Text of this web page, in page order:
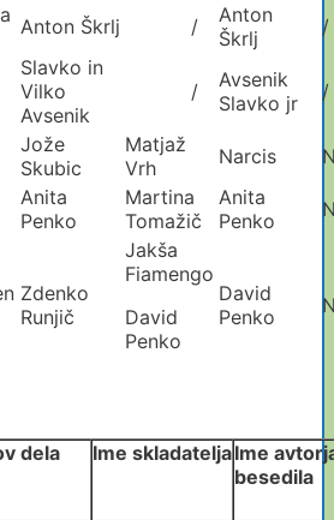
Anton Škrlj /
Anton
Škrlj
/
Slavko in
Vilko
Avsenik
/
Avsenik
Slavko jr
/
Jože
Skubic
Matjaž
Vrh
Narcis
Anita
Penko
Martina
Tomažič
Anita
Penko
Zdenko
Runjič
Jakša
Fiamengo
David
Penko
David
Penko
dela Ime skladateljaIme
besedila